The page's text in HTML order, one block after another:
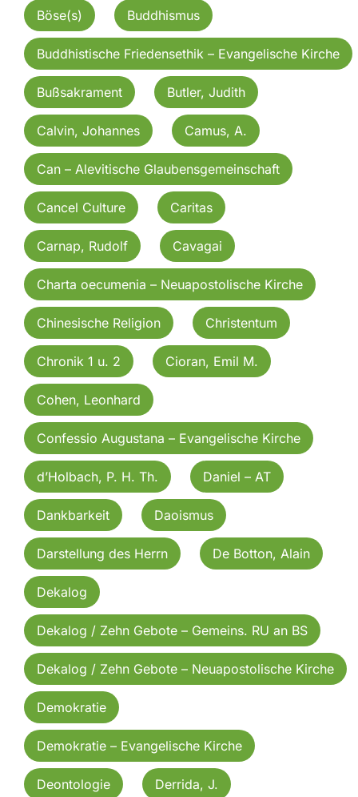
Böse(s) Buddhismus
Buddhistische Friedensethik – Evangelische Kirche
Bußsakrament Butler, Judith
Calvin, Johannes Camus, A.
Can – Alevitische Glaubensgemeinschaft
Cancel Culture Caritas
Carnap, Rudolf Cavagai
Charta oecumenia – Neuapostolische Kirche
Chinesische Religion Christentum
Chronik 1 u. 2 Cioran, Emil M.
Cohen, Leonhard
Confessio Augustana – Evangelische Kirche
d’Holbach, P. H. Th. Daniel – AT
Dankbarkeit Daoismus
Darstellung des Herrn De Botton, Alain
Dekalog
Dekalog / Zehn Gebote – Gemeins. RU an BS
Dekalog / Zehn Gebote – Neuapostolische Kirche
Demokratie
Demokratie – Evangelische Kirche
Deontologie Derrida, J.